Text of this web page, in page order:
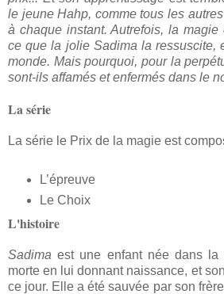
le jeune Hahp, comme tous les
à chaque instant. Autrefois, la magie
ce que la jolie Sadima la ressuscite,
monde. Mais pourquoi, pour la
sont-ils affamés et enfermés dans le
La série
La série le Prix de la magie est
L’épreuve
Le Choix
L'histoire
Sadima est une enfant née dans la
morte en lui donnant naissance, et
ce jour. Elle a été sauvée par son